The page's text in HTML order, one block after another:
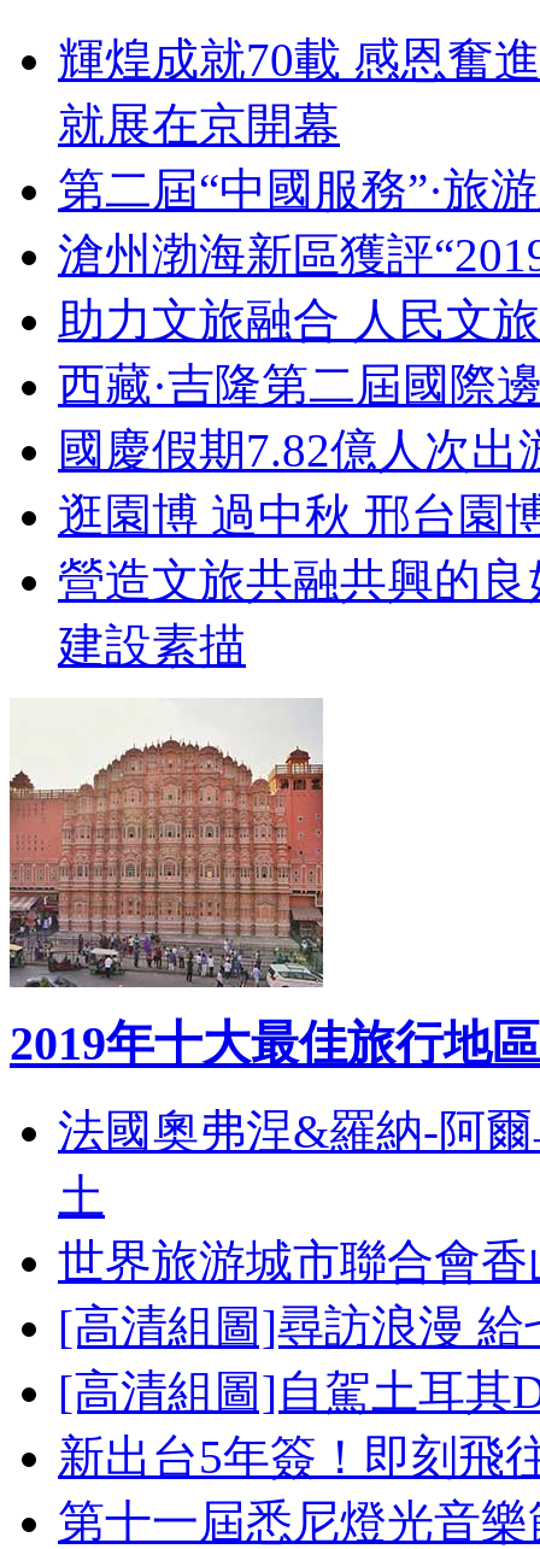
輝煌成就70載 感恩奮
就展在京開幕
第二屆“中國服務”·旅
滄州渤海新區獲評
助力文旅融合 人民文
西藏·吉隆第二屆國際
國慶假期7.82億人次
逛園博 過中秋 邢台園
營造文旅共融共興的
建設素描
2019年十大最佳旅行地區
法國奧弗涅&羅納-阿
土
世界旅游城市聯合會
[高清組圖]尋訪浪漫
[高清組圖]自駕土耳其
新出台5年簽！即刻飛
第十一屆悉尼燈光音